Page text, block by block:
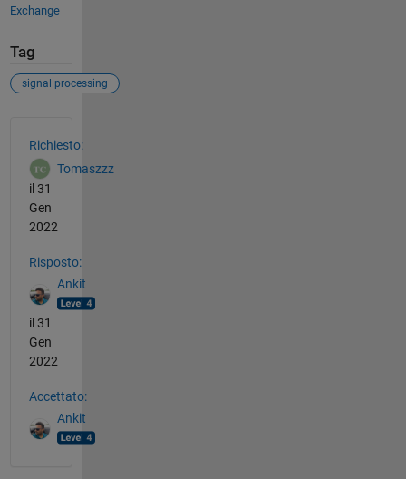
Exchange
Tag
signal processing
Richiesto:
Tomaszzz
il 31
Gen
2022
Risposto:
Ankit
il 31
Gen
2022
Accettato:
Ankit